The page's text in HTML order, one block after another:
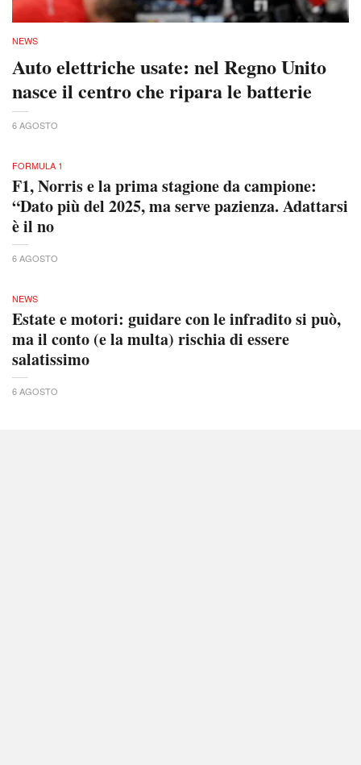
NEWS
Auto elettriche usate: nel Regno Unito
nasce il centro che ripara le batterie
6 AGOSTO
FORMULA 1
F1, Norris e la prima stagione da campione:
“Dato più del 2025, ma serve pazienza. Adattarsi
è il no
6 AGOSTO
NEWS
Estate e motori: guidare con le infradito si può,
ma il conto (e la multa) rischia di essere
salatissimo
6 AGOSTO